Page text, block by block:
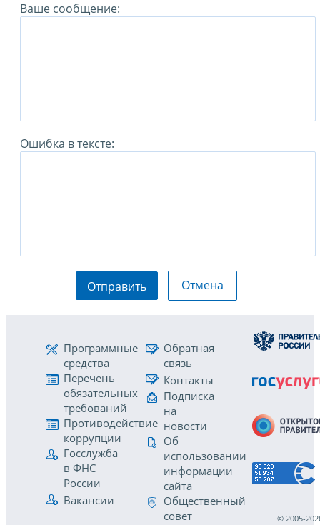
Ваше сообщение:
Ошибка в тексте:
Отправить Отмена
Программные
средства
Перечень
обязательных
требований
Противодействие
коррупции
Госслужба
в ФНС
России
Вакансии
Обратная
связь
Контакты
Подписка
на
новости
Об
использовании
информации
сайта
Общественный
совет
© 2005-